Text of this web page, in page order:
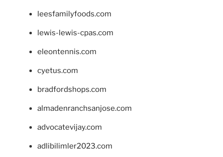
leesfamilyfoods.com
lewis-lewis-cpas.com
eleontennis.com
cyetus.com
bradfordshops.com
almadenranchsanjose.com
advocatevijay.com
adlibilimler2023.com